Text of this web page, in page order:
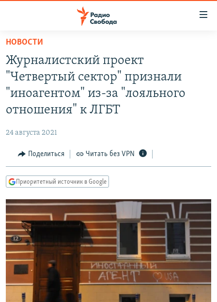
упрощенного
доступа
Вернуться
основному
содержанию
навигации
Вернутся
ПОДКАСТЫ
АВТОРСКИЕ ПРОЕКТЫ
ЦИТАТЫ СВОБОДЫ
КУЛЬТУРА
IDEL.РЕАЛИИ
КАВКАЗ.РЕАЛИИ
СИБИРЬ.РЕАЛИИ
РАСПИСАНИЕ ВЕЩАНИЯ
ПОДПИШИТЕСЬ НА РАССЫЛКУ
СОЦИАЛЬНЫЕ СЕТИ
НОВОСТИ
Журналистский проект
"Четвертый сектор" признали
"иноагентом" из-за "лояльного
отношения" к ЛГБТ
24 августа 2021
Поделиться Читать без VPN
Приоритетный источник в Google